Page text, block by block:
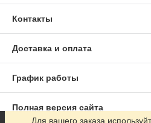
Контакты
Доставка и оплата
График работы
Полная версия сайта
Для вашего заказа